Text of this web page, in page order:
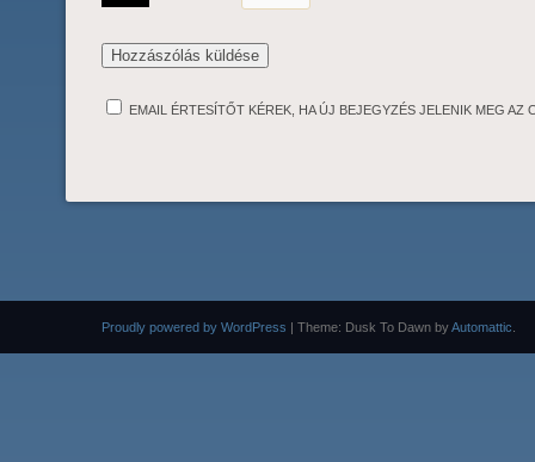
EMAIL ÉRTESÍTŐT KÉREK, HA ÚJ BEJEGYZÉS JELENIK MEG AZ
Proudly powered by WordPress | Theme: Dusk To Dawn byAutomattic